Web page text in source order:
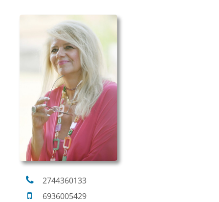
2744360133
6936005429